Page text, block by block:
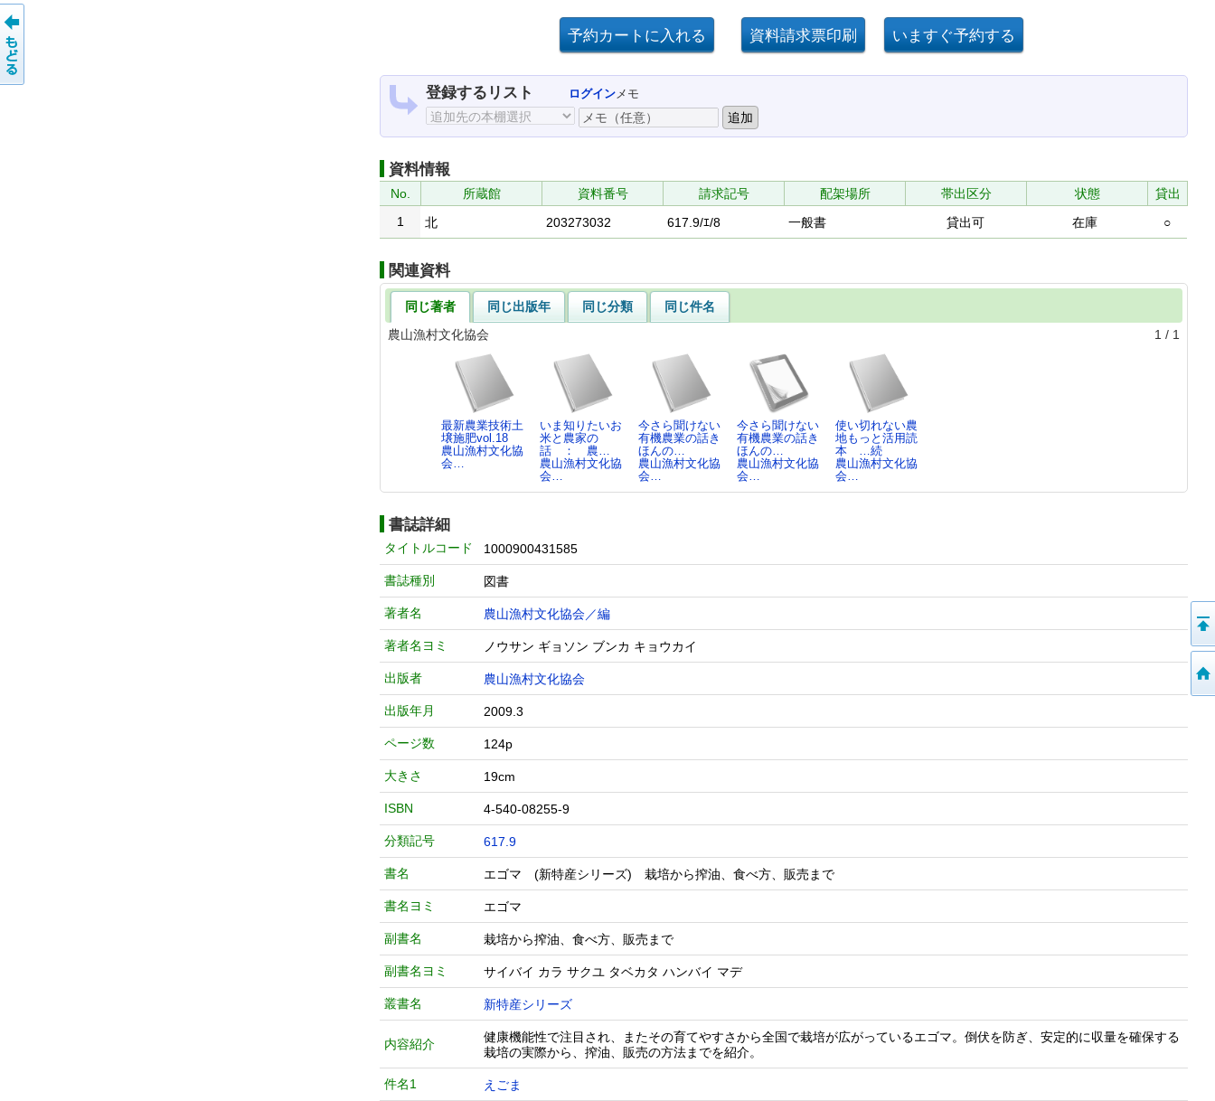
登録するリスト ログインメモ
資料情報
No. 所蔵館 資料番号 請求記号 配架場所 帯出区分 状態
貸出
1
北 203273032 617.9/ｴ/8 一般書 貸出可 在庫 ○
関連資料
同じ著者 同じ出版年 同じ分類
同じ件名
農山漁村文化協会
1 / 1
最新農業技術土
壌施肥vol.18
農山漁村文化協
会…
いま知りたいお
米と農家の
話 ： 農…
農山漁村文化協
会…
今さら聞けない
有機農業の話き
ほんの…
農山漁村文化協
会…
今さら聞けない
有機農業の話き
ほんの…
農山漁村文化協
会…
使い切れない農
地もっと活用読
本 …続
農山漁村文化協
会…
書誌詳細
タイトルコード 1000900431585
書誌種別 図書
著者名 農山漁村文化協会／編
著者名ヨミ ノウサン ギョソン ブンカ キョウカイ
出版者 農山漁村文化協会
出版年月 2009.3
ページ数 124p
大きさ 19cm
ISBN 4-540-08255-9
分類記号 617.9
書名 エゴマ (新特産シリーズ) 栽培から搾油、食べ方、販売まで
書名ヨミ エゴマ
副書名 栽培から搾油、食べ方、販売まで
副書名ヨミ サイバイ カラ サクユ タベカタ ハンバイ マデ
叢書名 新特産シリーズ
内容紹介
健康機能性で注目され、またその育てやすさから全国で栽培が広がっているエゴマ。倒伏を防ぎ、安定的に収量を確保する
栽培の実際から、搾油、販売の方法までを紹介。
件名1 えごま